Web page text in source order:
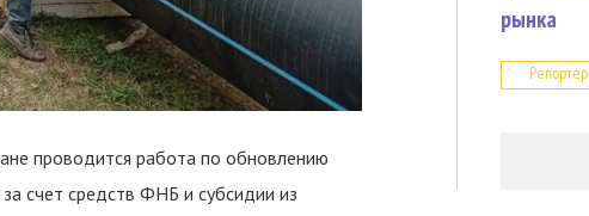
проводится работа по обновлению
счет средств ФНБ и субсидии из
рынка
Репортер